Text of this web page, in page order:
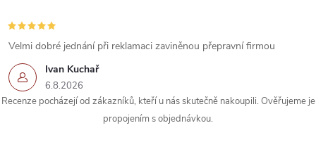
i
s
u
Ivan Kuchař
6.8.2026
Velmi dobré jednání při reklamaci zaviněnou přepravní firmou
Recenze pocházejí od zákazníků, kteří u nás skutečně nakoupili. Ověřujeme je
propojením s objednávkou.